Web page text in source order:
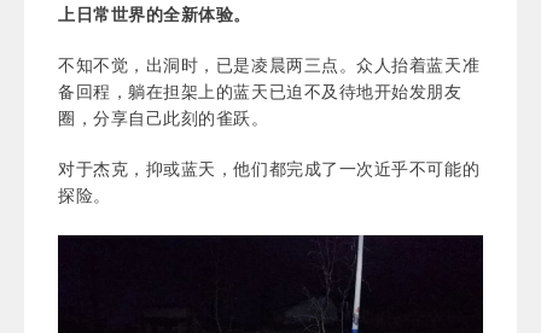
上日常世界的全新体验。
不知不觉，出洞时，已是凌晨两三点。众人抬着蓝天准
备回程，躺在担架上的蓝天已迫不及待地开始发朋友
圈，分享自己此刻的雀跃。
对于杰克，抑或蓝天，他们都完成了一次近乎不可能的
探险。